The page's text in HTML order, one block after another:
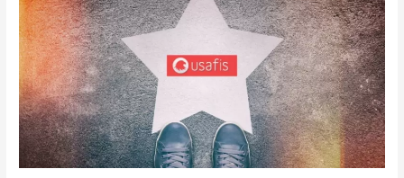
Cualificada
a
Estados
Unidos
Ayuda
a
Solucionar
el
Problema